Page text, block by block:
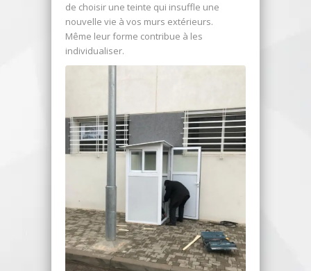
de choisir une teinte qui insuffle une
nouvelle vie à vos murs extérieurs.
Même leur forme contribue à les
individualiser.